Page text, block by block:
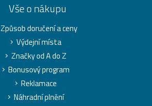
Vše o nákupu
Způsob doručení a ceny
Výdejní místa
Značky od A do Z
Bonusový program
Reklamace
Náhradní plnění